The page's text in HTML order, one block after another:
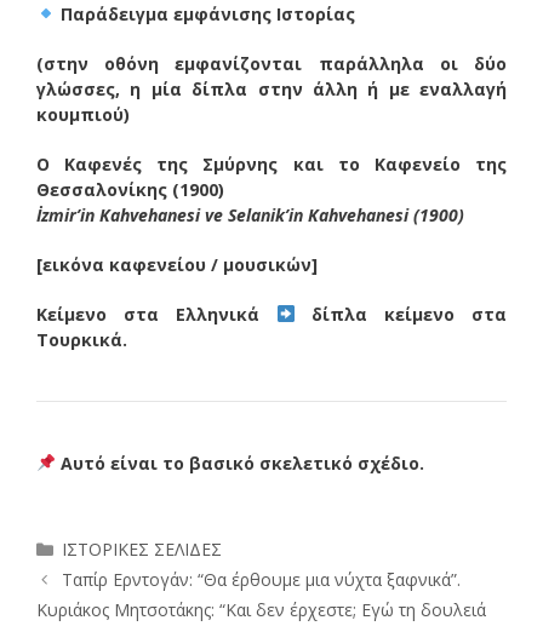
Παράδειγμα εμφάνισης Ιστορίας
(στην οθόνη εμφανίζονται παράλληλα οι δύο
γλώσσες, η μία δίπλα στην άλλη ή με εναλλαγή
κουμπιού)
Ο Καφενές της Σμύρνης και το Καφενείο της
Θεσσαλονίκης (1900)
İzmir’in Kahvehanesi ve Selanik’in Kahvehanesi (1900)
[εικόνα καφενείου / μουσικών]
Κείμενο στα Ελληνικά
δίπλα κείμενο στα
Τουρκικά.
Αυτό είναι το βασικό σκελετικό σχέδιο.
Κατηγορίες
ΙΣΤΟΡΙΚΕΣ ΣΕΛΙΔΕΣ
Ταπίρ Ερντογάν: “Θα έρθουμε μια νύχτα ξαφνικά”.
Κυριάκος Μητσοτάκης: “Και δεν έρχεστε; Εγώ τη δουλειά